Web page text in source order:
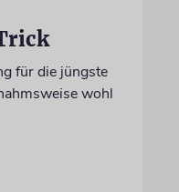
für die jüngste
wohl